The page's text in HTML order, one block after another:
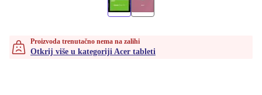
Proizvoda trenutačno nema na zalihi
Otkrij više u kategoriji Acer tableti